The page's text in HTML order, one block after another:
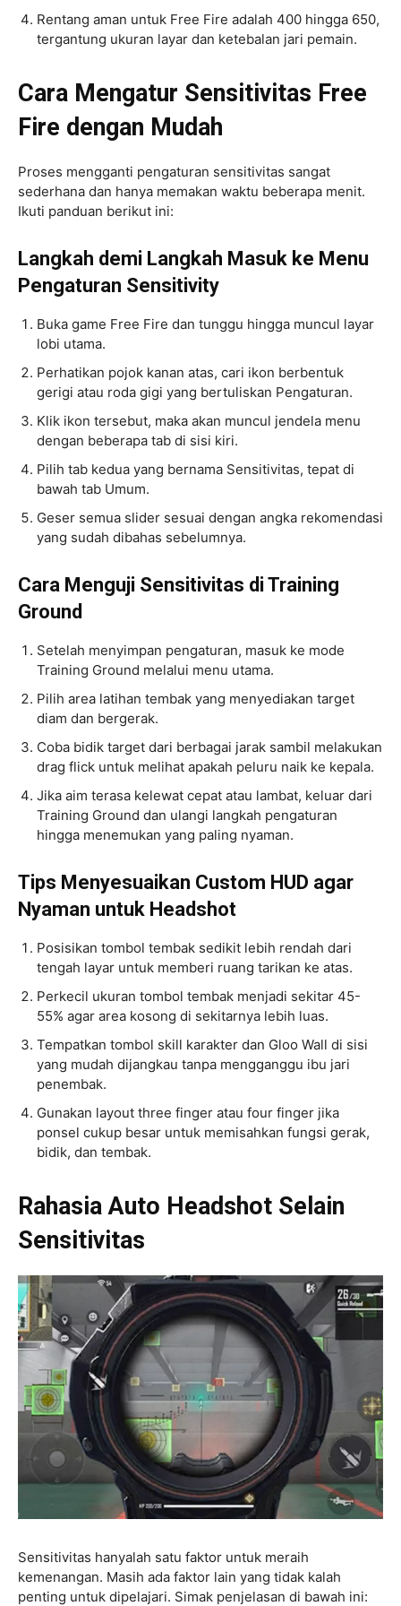
Rentang aman untuk Free Fire adalah 400 hingga 650,
tergantung ukuran layar dan ketebalan jari pemain.
Cara Mengatur Sensitivitas Free
Fire dengan Mudah
Proses mengganti pengaturan sensitivitas sangat
sederhana dan hanya memakan waktu beberapa menit.
Ikuti panduan berikut ini:
Langkah demi Langkah Masuk ke Menu
Pengaturan Sensitivity
Buka game Free Fire dan tunggu hingga muncul layar
lobi utama.
Perhatikan pojok kanan atas, cari ikon berbentuk
gerigi atau roda gigi yang bertuliskan Pengaturan.
Klik ikon tersebut, maka akan muncul jendela menu
dengan beberapa tab di sisi kiri.
Pilih tab kedua yang bernama Sensitivitas, tepat di
bawah tab Umum.
Geser semua slider sesuai dengan angka rekomendasi
yang sudah dibahas sebelumnya.
Cara Menguji Sensitivitas di Training
Ground
Setelah menyimpan pengaturan, masuk ke mode
Training Ground melalui menu utama.
Pilih area latihan tembak yang menyediakan target
diam dan bergerak.
Coba bidik target dari berbagai jarak sambil melakukan
drag flick untuk melihat apakah peluru naik ke kepala.
Jika aim terasa kelewat cepat atau lambat, keluar dari
Training Ground dan ulangi langkah pengaturan
hingga menemukan yang paling nyaman.
Tips Menyesuaikan Custom HUD agar
Nyaman untuk Headshot
Posisikan tombol tembak sedikit lebih rendah dari
tengah layar untuk memberi ruang tarikan ke atas.
Perkecil ukuran tombol tembak menjadi sekitar 45-
55% agar area kosong di sekitarnya lebih luas.
Tempatkan tombol skill karakter dan Gloo Wall di sisi
yang mudah dijangkau tanpa mengganggu ibu jari
penembak.
Gunakan layout three finger atau four finger jika
ponsel cukup besar untuk memisahkan fungsi gerak,
bidik, dan tembak.
Rahasia Auto Headshot Selain
Sensitivitas
Sensitivitas hanyalah satu faktor untuk meraih
kemenangan. Masih ada faktor lain yang tidak kalah
penting untuk dipelajari. Simak penjelasan di bawah ini: